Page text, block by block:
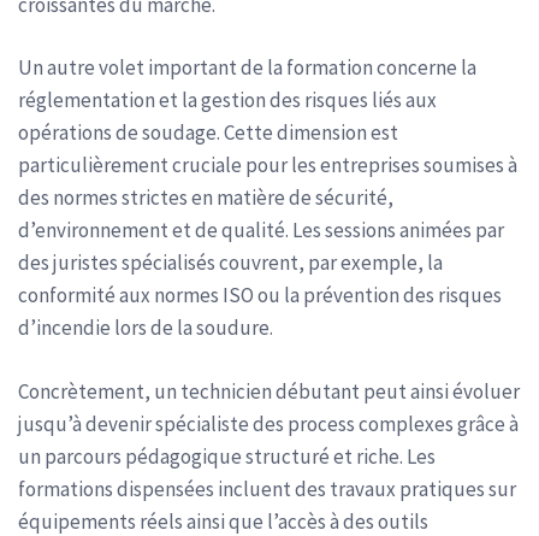
Un autre volet important de la formation concerne la
réglementation et la gestion des risques liés aux
opérations de soudage. Cette dimension est
particulièrement cruciale pour les entreprises soumises à
des normes strictes en matière de sécurité,
d’environnement et de qualité. Les sessions animées par
des juristes spécialisés couvrent, par exemple, la
conformité aux normes ISO ou la prévention des risques
d’incendie lors de la soudure.
Concrètement, un technicien débutant peut ainsi évoluer
jusqu’à devenir spécialiste des process complexes grâce à
un parcours pédagogique structuré et riche. Les
formations dispensées incluent des travaux pratiques sur
équipements réels ainsi que l’accès à des outils